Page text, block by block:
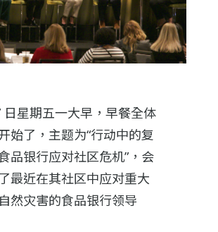
日星期五一大早，早餐全体
始了，主题为“行动中的复
品银行应对社区危机”，会
最近在其社区中应对重大
然灾害的食品银行领导